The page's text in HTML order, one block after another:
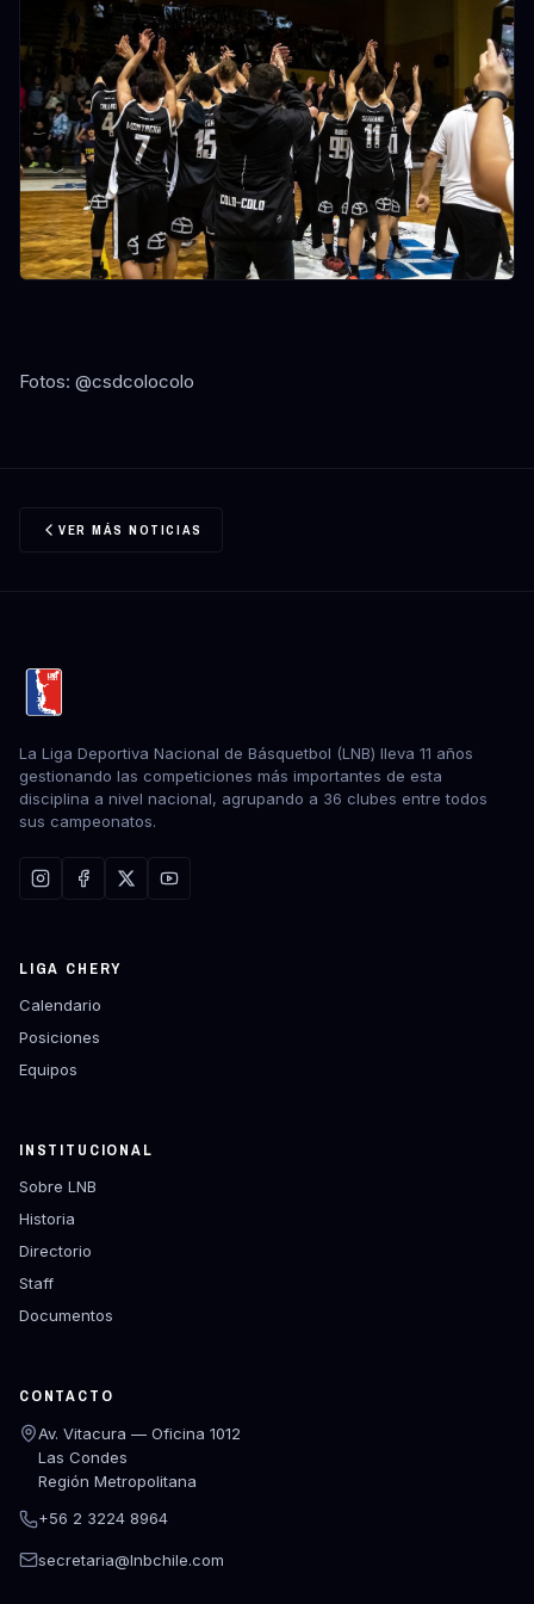
Fotos: @csdcolocolo
VER MÁS NOTICIAS
La Liga Deportiva Nacional de Básquetbol (LNB) lleva 11 años
gestionando las competiciones más importantes de esta
disciplina a nivel nacional, agrupando a 36 clubes entre todos
sus campeonatos.
LIGA CHERY
Calendario
Posiciones
Equipos
INSTITUCIONAL
Sobre LNB
Historia
Directorio
Staff
Documentos
CONTACTO
Av. Vitacura — Oficina 1012
Las Condes
Región Metropolitana
+56 2 3224 8964
secretaria@lnbchile.com